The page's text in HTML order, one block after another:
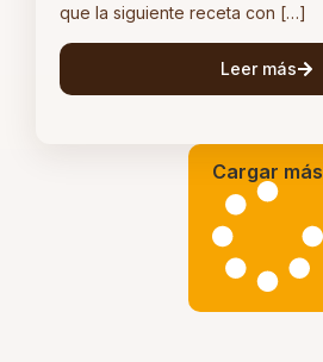
que la siguiente receta con […]
Leer más
Cargar más